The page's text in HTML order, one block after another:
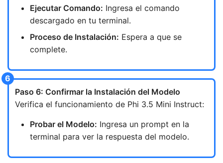
Ejecutar Comando: Ingresa el comando
descargado en tu terminal.
Proceso de Instalación: Espera a que se
complete.
Paso 6: Confirmar la Instalación del Modelo
Verifica el funcionamiento de Phi 3.5 Mini Instruct:
Probar el Modelo: Ingresa un prompt en la
terminal para ver la respuesta del modelo.